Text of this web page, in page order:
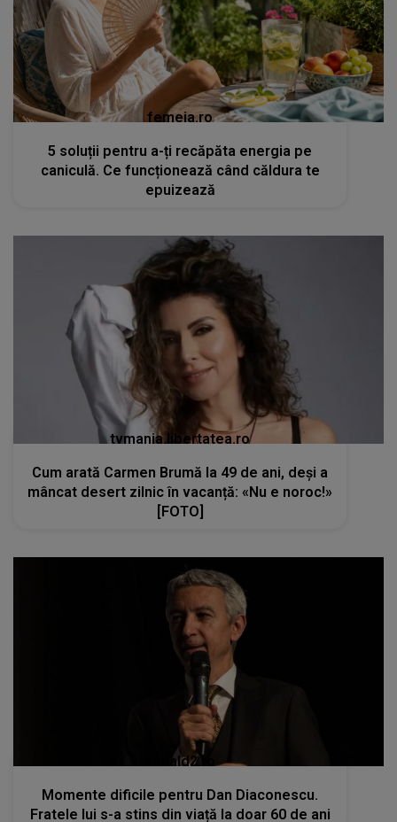
femeia.ro
5 soluții pentru a-ți recăpăta energia pe
caniculă. Ce funcționează când căldura te
epuizează
tvmania.libertatea.ro
Cum arată Carmen Brumă la 49 de ani, deși a
mâncat desert zilnic în vacanță: «Nu e noroc!»
[FOTO]
kanald2.ro
Momente dificile pentru Dan Diaconescu.
Fratele lui s-a stins din viață la doar 60 de ani